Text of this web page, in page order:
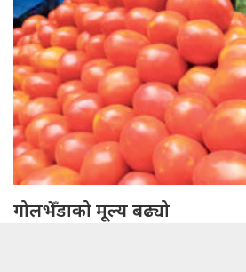
गोलभेँडाको मूल्य बढ्यो